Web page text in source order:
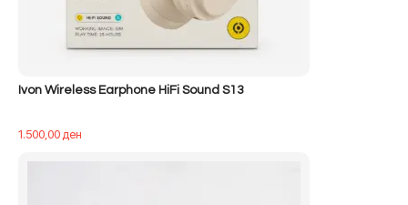
Ivon Wireless Earphone HiFi Sound S13
1.500,00ден